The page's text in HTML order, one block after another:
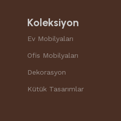
Koleksiyon
Ev Mobilyaları
Ofis Mobilyaları
Dekorasyon
Kütük Tasarımlar